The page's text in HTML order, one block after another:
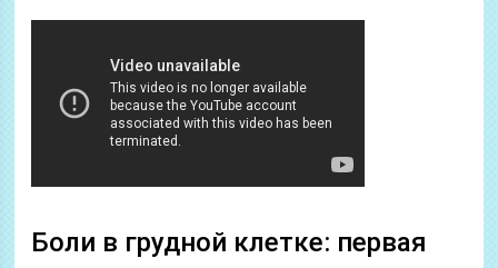
Боли в грудной клетке: первая